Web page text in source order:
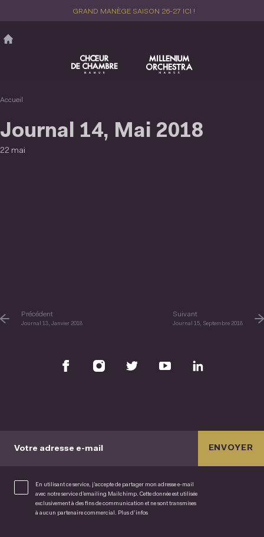
principal
GRAND MANÈGE SAISON 26-27 ICI !
Accueil
Journal 14, Mai 2018
22 mai
Précédent
Journal 13, Janvier 2018
Suivant
Journal 15, Septembre 2018
Votre adresse e-mail
En utilisant ce service, j’accepte de partager mon adresse e-mail
avec notre service d’emailing Mailchimp. Cette donnée est utilisée
exclusivement à des fins de communication et ne sont transmises
à aucun partenaire commercial. Plus d’infos
ENVOYER